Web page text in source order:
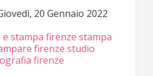
20 Gennaio 2022
e stampa firenze stampa
firenze studio
firenze